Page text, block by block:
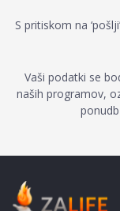
S pritiskom na
Vaši podatki se
naših programov,